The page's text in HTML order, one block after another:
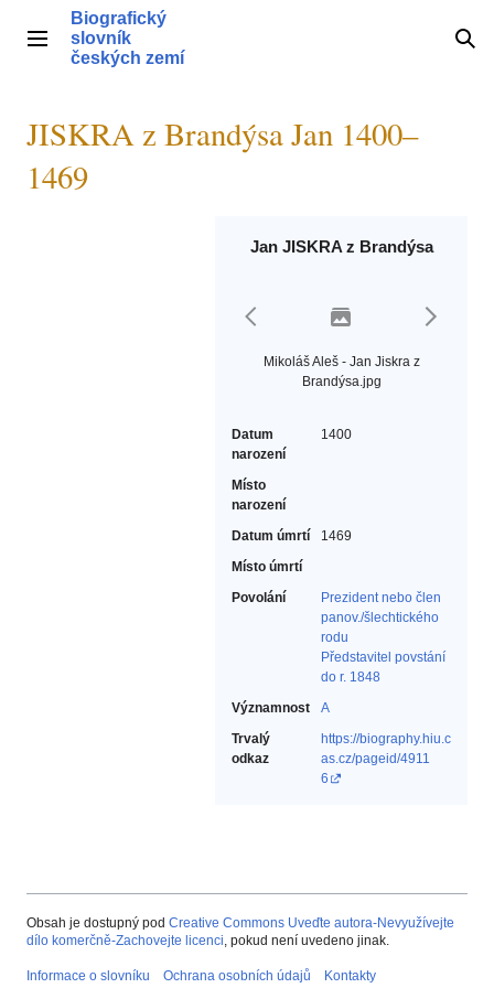
obsahHlavní menu
Biografický
slovník
českých zemí
JISKRA z Brandýsa Jan 1400–
1469
Jan JISKRA z Brandýsa
Mikoláš Aleš - Jan Jiskra z
Brandýsa.jpg
Datum
narození
1400
Místo
narození
Datum úmrtí
1469
Místo úmrtí
Povolání
Prezident nebo člen
panov./šlechtického
rodu‎
Představitel povstání
do r. 1848‎
Významnost
A
Trvalý
odkaz
https://biography.hiu.c
as.cz/pageid/4911
6
Obsah je dostupný pod Creative Commons Uveďte autora-Nevyužívejte
dílo komerčně-Zachovejte licenci, pokud není uvedeno jinak.
Informace o slovníku Ochrana osobních údajů Kontakty